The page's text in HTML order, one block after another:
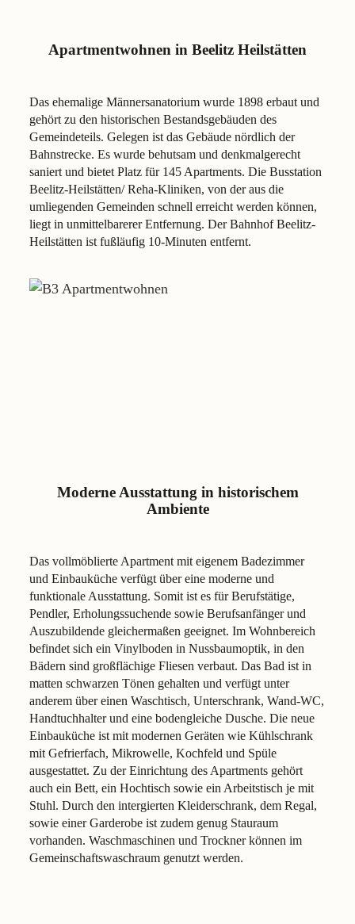
Apartmentwohnen in Beelitz Heilstätten
Das ehemalige Männersanatorium wurde 1898 erbaut und
gehört zu den historischen Bestandsgebäuden des
Gemeindeteils. Gelegen ist das Gebäude nördlich der
Bahnstrecke. Es wurde behutsam und denkmalgerecht
saniert und bietet Platz für 145 Apartments. Die Busstation
Beelitz-Heilstätten/ Reha-Kliniken, von der aus die
umliegenden Gemeinden schnell erreicht werden können,
liegt in unmittelbarerer Entfernung. Der Bahnhof Beelitz-
Heilstätten ist fußläufig 10-Minuten entfernt.
Moderne Ausstattung in historischem
Ambiente
Das vollmöblierte Apartment mit eigenem Badezimmer
und Einbauküche verfügt über eine moderne und
funktionale Ausstattung. Somit ist es für Berufstätige,
Pendler, Erholungssuchende sowie Berufsanfänger und
Auszubildende gleichermaßen geeignet. Im Wohnbereich
befindet sich ein Vinylboden in Nussbaumoptik, in den
Bädern sind großflächige Fliesen verbaut. Das Bad ist in
matten schwarzen Tönen gehalten und verfügt unter
anderem über einen Waschtisch, Unterschrank, Wand-WC,
Handtuchhalter und eine bodengleiche Dusche. Die neue
Einbauküche ist mit modernen Geräten wie Kühlschrank
mit Gefrierfach, Mikrowelle, Kochfeld und Spüle
ausgestattet. Zu der Einrichtung des Apartments gehört
auch ein Bett, ein Hochtisch sowie ein Arbeitstisch je mit
Stuhl. Durch den intergierten Kleiderschrank, dem Regal,
sowie einer Garderobe ist zudem genug Stauraum
vorhanden. Waschmaschinen und Trockner können im
Gemeinschaftswaschraum genutzt werden.